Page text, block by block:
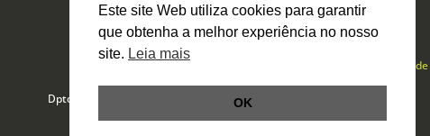
Política de Privacidade
Livro de Reclamações Online
Dpto. Técnico por
Este site Web utiliza cookies para garantir
que obtenha a melhor experiência no nosso
site. Leia mais
OK